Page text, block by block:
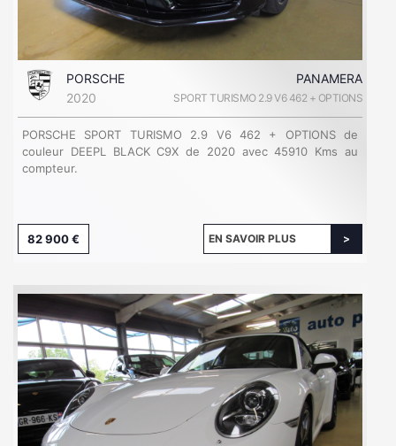
PORSCHE
PANAMERA
2020
SPORT TURISMO 2.9 V6 462 + OPTIONS
PORSCHE SPORT TURISMO 2.9 V6 462 + OPTIONS de
couleur DEEPL BLACK C9X de 2020 avec 45910 Kms au
compteur.
82 900 € EN SAVOIR PLUS